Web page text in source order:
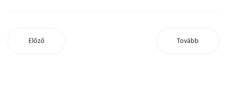
Előző Tovább